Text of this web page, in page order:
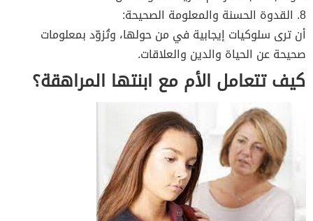
8. القدوة الحسنة والمعلومة الصحيحة:
أن ترى سلوكيات إيجابية في من حولها، وتُزوّد بمعلومات
صحيحة عن الحياة والدين والعلاقات.
كيف تتعامل الأم مع ابنتها المراهقة؟